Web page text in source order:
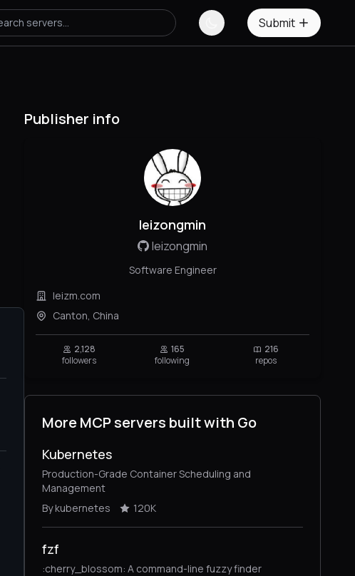
Submit
Publisher info
leizongmin
leizongmin
Software Engineer
leizm.com
Canton, China
2,128
followers
165
following
216
repos
More MCP servers built with Go
Kubernetes
Production-Grade Container Scheduling and
Management
By kubernetes
120K
fzf
:cherry_blossom: A command-line fuzzy finder